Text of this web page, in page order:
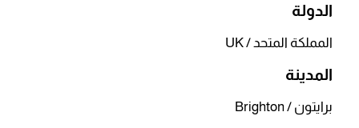
الدولة
المملكة المتحد / UK
المدينة
برايتون / Brighton